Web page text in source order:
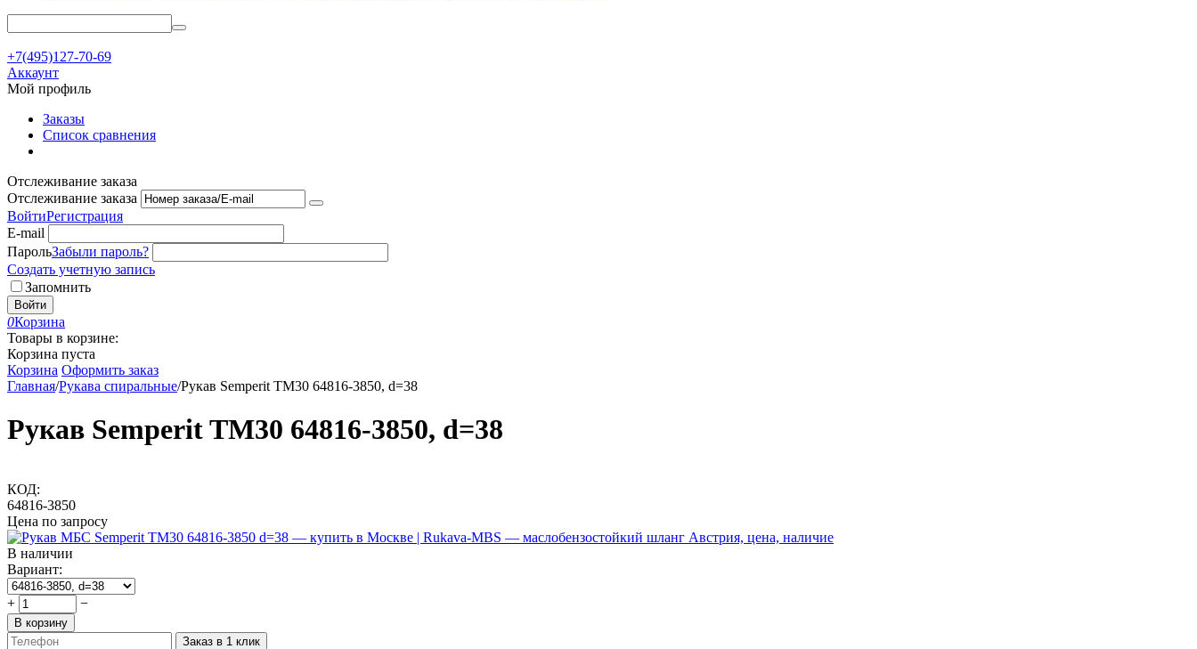
+7(495)127-70-69
Аккаунт
Мой профиль
Заказы
Список сравнения
Отслеживание заказа
Отслеживание заказа
ВойтиРегистрация
E-mail
ПарольЗабыли пароль?
Создать учетную запись
Запомнить
Войти
0Корзина
Товары в корзине:
Корзина пуста
Корзина Оформить заказ
Главная/Рукава спиральные/Рукав Semperit TM30 64816-3850, d=38
Рукав Semperit TM30 64816-3850, d=38
КОД:
64816-3850
Цена по запросу
В наличии
Вариант:
+ −
В корзину
Заказ в 1 клик